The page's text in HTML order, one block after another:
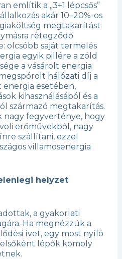
említik a „3+1 lépcsős”
akár 10–20%-os
megtakarítást
rétegződő
olcsóbb saját termelés
egyik pillére a zöld
a vásárolt energia
hálózati díj a
esetében,
kihasználásából és a
származó megtakarítás.
nagy fegyverténye, hogy
erőművekből, nagy
szállítani, ezzel
villamosenergia
helyzet
a gyakorlati
Ha megnézzük a
ívet, egy most nyíló
lépők komoly